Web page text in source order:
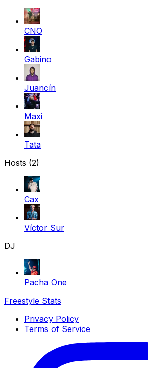
CNO
Gabino
Juancín
Maxi
Tata
Hosts (2)
Cax
Víctor Sur
DJ
Pacha One
Freestyle Stats
Privacy Policy
Terms of Service